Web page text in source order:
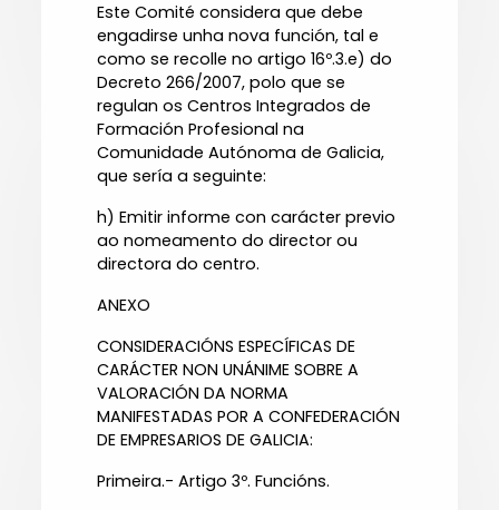
Este Comité considera que debe
engadirse unha nova función, tal e
como se recolle no artigo 16º.3.e) do
Decreto 266/2007, polo que se
regulan os Centros Integrados de
Formación Profesional na
Comunidade Autónoma de Galicia,
que sería a seguinte:
h) Emitir informe con carácter previo
ao nomeamento do director ou
directora do centro.
ANEXO
CONSIDERACIÓNS ESPECÍFICAS DE
CARÁCTER NON UNÁNIME SOBRE A
VALORACIÓN DA NORMA
MANIFESTADAS POR A CONFEDERACIÓN
DE EMPRESARIOS DE GALICIA:
Primeira.- Artigo 3º. Funcións.